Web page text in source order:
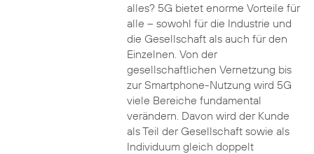
alles? 5G bietet enorme Vorteile für
alle – sowohl für die Industrie und
die Gesellschaft als auch für den
Einzelnen. Von der
gesellschaftlichen Vernetzung bis
zur Smartphone-Nutzung wird 5G
viele Bereiche fundamental
verändern. Davon wird der Kunde
als Teil der Gesellschaft sowie als
Individuum gleich doppelt